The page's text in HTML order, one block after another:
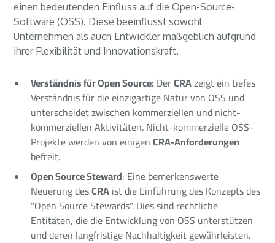
einen bedeutenden Einfluss auf die Open-Source-
Software (OSS). Diese beeinflusst sowohl
Unternehmen als auch Entwickler maßgeblich aufgrund
ihrer Flexibilität und Innovationskraft.
Verständnis für Open Source: DerCRAzeigt ein tiefes
Verständnis für die einzigartige Natur von OSS und
unterscheidet zwischen kommerziellen und nicht-
kommerziellen Aktivitäten. Nicht-kommerzielle OSS-
Projekte werden von einigenCRA-Anforderungen
befreit.
Open Source Steward: Eine bemerkenswerte
Neuerung desCRA ist die Einführung des Konzepts des
"Open Source Stewards". Dies sind rechtliche
Entitäten, die die Entwicklung von OSS unterstützen
und deren langfristige Nachhaltigkeit gewährleisten.